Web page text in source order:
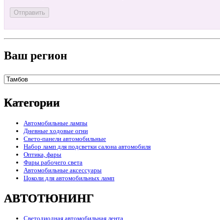
Ваш регион
Категории
Автомобильные лампы
Дневные ходовые огни
Свето-панели автомобильные
Набор ламп для подсветки салона автомобиля
Оптика, фары
Фары рабочего света
Автомобильные аксессуары
Цоколи для автомобильных ламп
АВТОТЮНИНГ
Светодиодная автомобильная лента